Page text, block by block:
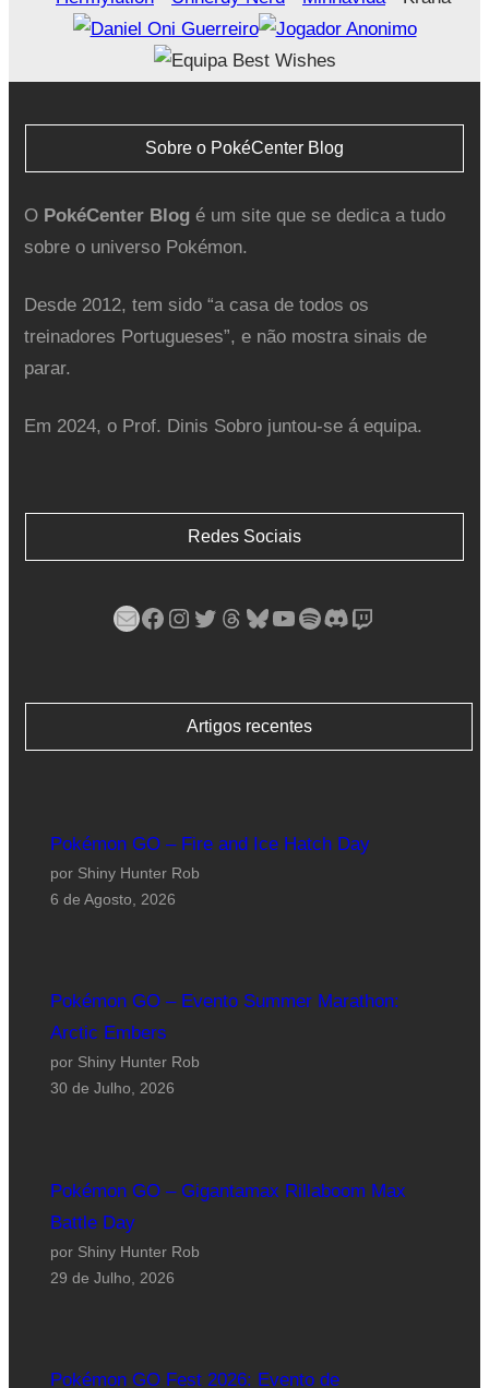
Sobre o PokéCenter Blog
O PokéCenter Blogé um site que se dedica a tudo
sobre o universo Pokémon.
Desde 2012, tem sido “a casa de todos os
treinadores Portugueses”, e não mostra sinais de
parar.
Em 2024, o Prof. Dinis Sobro juntou-se á equipa.
Redes Sociais
Mail Facebook Instagram Twitter Threads Bluesky YouTube Spotify Discord Twitch
Artigos recentes
Pokémon GO – Fire and Ice Hatch Day
por Shiny Hunter Rob
6 de Agosto, 2026
Pokémon GO – Evento Summer Marathon:
Arctic Embers
por Shiny Hunter Rob
30 de Julho, 2026
Pokémon GO – Gigantamax Rillaboom Max
Battle Day
por Shiny Hunter Rob
29 de Julho, 2026
Pokémon GO Fest 2026: Evento de